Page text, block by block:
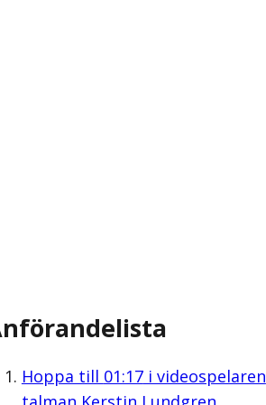
Hoppa till 01:17i videospelaren